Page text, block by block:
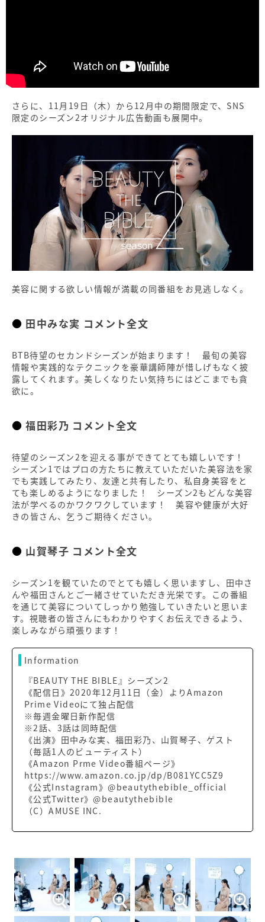
さらに、11月19日（木）から12月中の期間限定で、SNS
限定のシーズン2オリジナル広告動画も展開中。
美容に関する欲しい情報が満載の同番組をお見逃しなく。
田中みな実 コメント全文
BTB待望のセカンドシーズンが始まります！ 最旬の美容
情報や実践的なテクニックを豪華講師陣が惜しげもなく披
露してくれます。美しくなりたい気持ちにはどこまでも貪
欲に。
福田彩乃 コメント全文
待望のシーズン2を迎える事ができてとても嬉しいです！
シーズン1ではプロの方たちに教えていただいた美容法を家
でも実践してみたり、友達と共有したり、私自身美容をと
ても楽しめるようになりました！ シーズン2もどんな美容
法が学べるのかワクワクしています！ 美容や健康が大好
きの皆さん、乞うご期待ください。
山賀琴子 コメント全文
シーズン1を観ていたのでとても嬉しく思いますし、田中さ
んや福田さんとご一緒させていただき光栄です。この番組
を通じて美容についてしっかり勉強していきたいと思いま
す。視聴者の皆さんにもわかりやすくお伝えできるよう、
楽しみながら頑張ります！
Information
『BEAUTY THE BIBLE』シーズン2
《配信日》2020年12月11日（金）よりAmazon
Prime Videoにて独占配信
※毎週金曜日新作配信
※2話、3話は同時配信
《出演》田中みな実、福田彩乃、山賀琴子、ゲスト
（毎話1人のビューティスト）
《Amazon Prme Video番組ページ》
https://www.amazon.co.jp/dp/B081YCC5Z9
《公式Instagram》@beautythebible_official
《公式Twitter》@beautythebible
（C）AMUSE INC.